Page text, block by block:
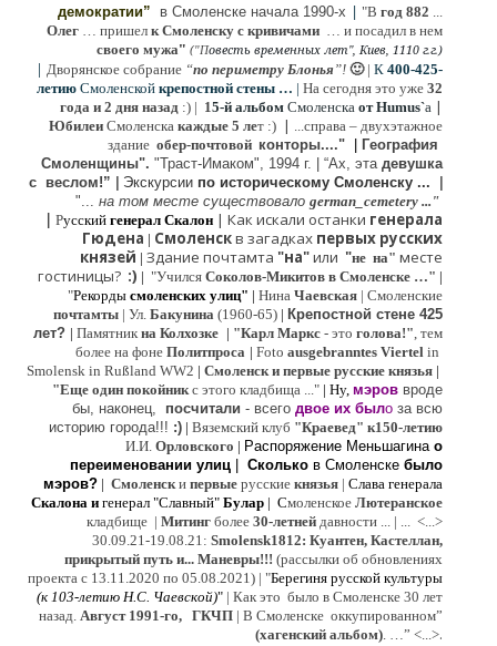
демократии” в Смоленске начала 1990-х | "В год 882 ...
Олег … пришел к Смоленску с кривичами … и посадил в нем
своего мужа" ("Повесть временных лет", Киев, 1110 г.г.)
| Дворянское собрание “по периметру Блонья”! 🙂| К 400-425-
летию Смоленской крепостной стены … | На сегодня это уже 32
года и 2 дня назад :) | 15-й альбом Смоленска от Humus`a |
Юбилеи Смоленска каждые 5 лет :) | ...справа – двухэтажное
здание обер-почтовой конторы...."
Гeография
Cмоленщины". "Траст-Имаком", 1994 г. “Ах, эта девушка
с веслом!”
Экскурсии по историческому Смоленску ...
"... на том месте существовало german_cemetery ..."
| Русский генерал Скалон | Как искали останки генерала
Гюдена | Смоленскв загадках первых русских
князей | Здание почтамта "на"или "не на" месте
гостиницы? :) | "Учился Соколов-Микитов в Смоленске …" |
"Рекорды смоленских улиц" | Нина Чаевская | Смоленские
почтамты | Ул. Бакунина (1960-65) | Крепостной стене 425
лет? | Памятник на Колхозке | "Карл Маркс - это голова!", тем
более на фоне Политпроса | Foto ausgebranntes Viertel in
Smolensk in Rußland WW2 | Смоленск и первые русские князья |
"Еще один покойникс этого кладбища ..." | Ну, мэров вроде
бы, наконец, посчитали - всего двое их было за всю
историю города!!! :) | Вяземский клуб "Краевед" к150-летию
И.И. Орловского | Распоряжение Меньшагина о
переименовании улиц
Сколько в Смоленске было
мэров? | Смоленски первые русские князья | Слава генерала
Скалона и генерал "Славный" Булар | Смоленское Лютерaнское
кладбище | Митинг более 30-летней давности ... | ... <...>
30.09.21-19.08.21: Smolensk1812: Куантен, Кастеллан,
прикрытый путь и... Маневры!!! (рассылки об обновлениях
проекта с 13.11.2020 по 05.08.2021) | "Берегиня русской культуры
(к 103-летию Н.С. Чаевской)" | Как это было в Смоленске 30 лет
назад. Август 1991-го, ГКЧП | В Смоленске оккупированном”
(хагенский альбом). …” <...>.